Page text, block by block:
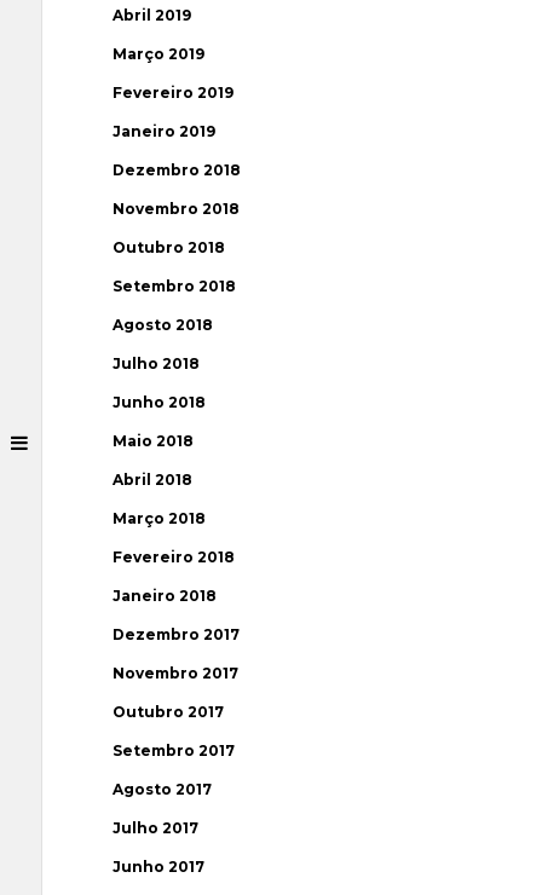
Abril 2019
Março 2019
Fevereiro 2019
Janeiro 2019
Dezembro 2018
Novembro 2018
Outubro 2018
Setembro 2018
Agosto 2018
Julho 2018
Junho 2018
Maio 2018
Abril 2018
Março 2018
Fevereiro 2018
Janeiro 2018
Dezembro 2017
Novembro 2017
Outubro 2017
Setembro 2017
Agosto 2017
Julho 2017
Junho 2017